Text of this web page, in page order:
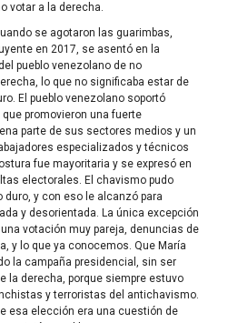
votar a la derecha.
se agotaron las guarimbas,
en 2017, se asentó en la
pueblo venezolano de no
lo que no significaba estar de
El pueblo venezolano soportó
promovieron una fuerte
parte de sus sectores medios y un
especializados y técnicos
fue mayoritaria y se expresó en
electorales. El chavismo pudo
y con eso le alcanzó para
y desorientada. La única excepción
votación muy pareja, denuncias de
y lo que ya conocemos. Que María
la campaña presidencial, sin ser
la derecha, porque siempre estuvo
y terroristas del antichavismo.
esa elección era una cuestión de